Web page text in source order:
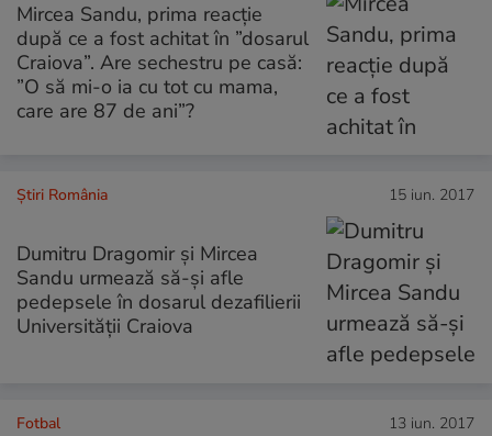
Mircea Sandu, prima reacție
după ce a fost achitat în ”dosarul
Craiova”. Are sechestru pe casă:
”O să mi-o ia cu tot cu mama,
care are 87 de ani”?
Știri România 15 iun. 2017
Dumitru Dragomir şi Mircea
Sandu urmează să-și afle
pedepsele în dosarul dezafilierii
Universităţii Craiova
Fotbal 13 iun. 2017